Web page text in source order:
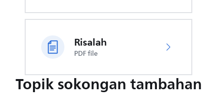
Risalah
PDF file
Topik sokongan tambahan